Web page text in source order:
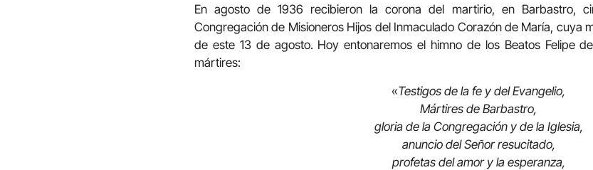
En agosto de 1936 recibieron la corona del martirio, en Barbastro,
Congregación de Misioneros Hijos del Inmaculado Corazón de María, cuya
de este 13 de agosto. Hoy entonaremos el himno de los Beatos Felipe
mártires:
«Testigos de la fe y del Evangelio,
Mártires de Barbastro,
gloria de la Congregación y de la Iglesia,
anuncio del Señor resucitado,
profetas del amor y la esperanza,